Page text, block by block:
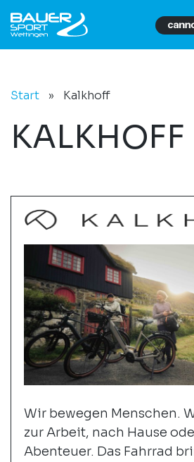
Start » Kalkhoff
KALKHOFF
Wir bewegen Menschen.
zur Arbeit, nach Hause
Abenteuer. Das Fahrrad